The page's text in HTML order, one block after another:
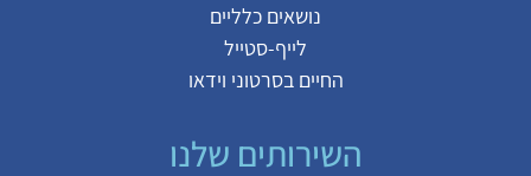
נושאים כלליים
לייף-סטייל
החיים בסרטוני וידאו
השירותים שלנו